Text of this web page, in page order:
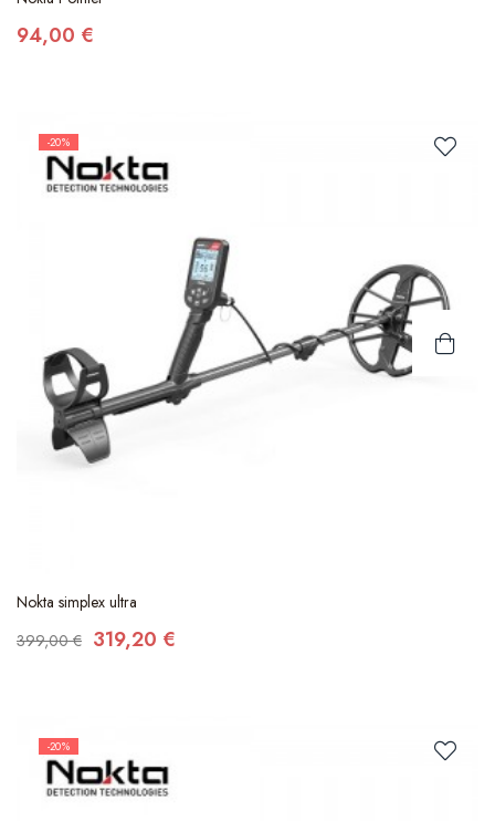
94,00 €
-20%
Nokta simplex ultra
399,00 € 319,20 €
-20%